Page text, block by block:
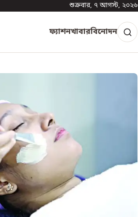
শুক্রবার, ৭ আগস্ট, ২০২৬
ফ্যাশনখাবারবিনোদন